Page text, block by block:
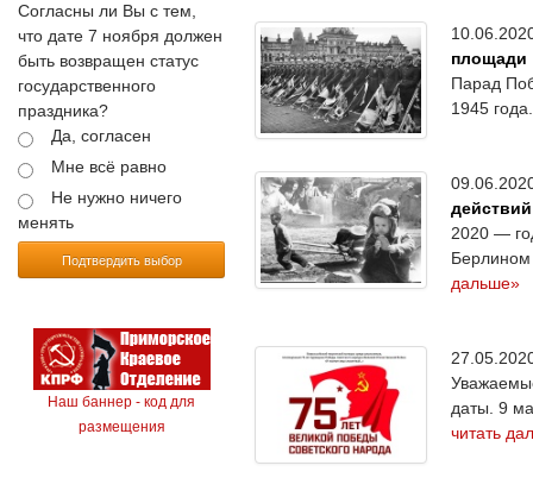
Согласны ли Вы с тем,
что дате 7 ноября должен
быть возвращен статус
государственного
праздника?
Да, согласен
Мне всё равно
Не нужно ничего
менять
Подтвердить выбор
Наш баннер - код для
размещения
площади
Парад
1945
действий
2020 —
Берлином
дальше»
даты. 9
читать